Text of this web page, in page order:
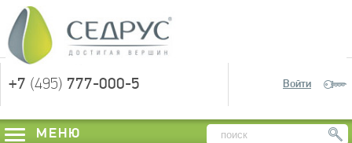
+7 (495) 777-000-5 Войти
МЕНЮ